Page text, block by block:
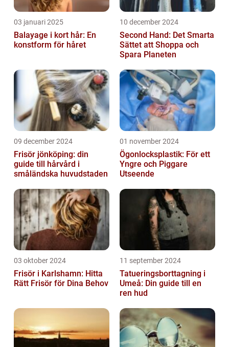
03 januari 2025
Balayage i kort hår: En
konstform för håret
10 december 2024
Second Hand: Det Smarta
Sättet att Shoppa och
Spara Planeten
09 december 2024
Frisör jönköping: din
guide till hårvård i
småländska huvudstaden
01 november 2024
Ögonlocksplastik: För ett
Yngre och Piggare
Utseende
03 oktober 2024
Frisör i Karlshamn: Hitta
Rätt Frisör för Dina Behov
11 september 2024
Tatueringsborttagning i
Umeå: Din guide till en
ren hud